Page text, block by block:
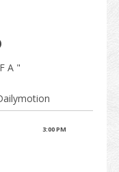
A "
3:00 PM